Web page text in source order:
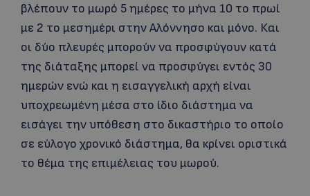
βλέπουν το μωρό 5 ημέρες το μήνα 10 το πρωί
με 2 το μεσημέρι στην Αλόννησο και μόνο. Και
οι δύο πλευρές μπορούν να προσφύγουν κατά
της διάταξης μπορεί να προσφύγει εντός 30
ημερών ενώ και η εισαγγελική αρχή είναι
υποχρεωμένη μέσα στο ίδιο διάστημα να
εισάγει την υπόθεση στο δικαστήριο το οποίο
σε εύλογο χρονικό διάστημα, θα κρίνει οριστικά
το θέμα της επιμέλειας του μωρού.